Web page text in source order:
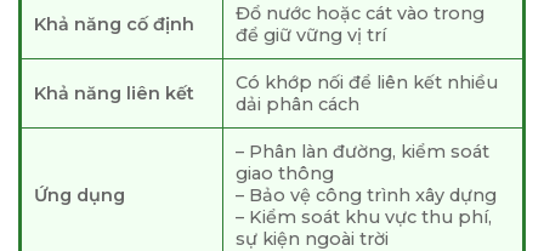
Khả năng cố định
Đổ nước hoặc cát vào trong
để giữ vững vị trí
Khả năng liên kết
Có khớp nối để liên kết nhiều
dải phân cách
Ứng dụng
– Phân làn đường, kiểm soát
giao thông
– Bảo vệ công trình xây dựng
– Kiểm soát khu vực thu phí,
sự kiện ngoài trời